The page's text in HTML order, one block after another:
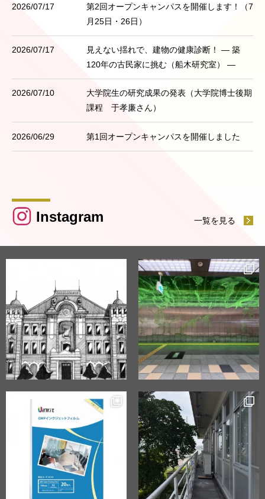
2026/07/17
第2回オープンキャンパスを開催します！（7
月25日・26日）
2026/07/17
見えない揺れで、建物の健康診断！ ― 築
120年の古民家に挑む（船木研究室） ―
2026/07/10
大学院生の研究成果の発表（大学院博士後期
課程 于孝廉さん）
2026/06/29 第1回オープンキャンパスを開催しました
Instagram 一覧を見る